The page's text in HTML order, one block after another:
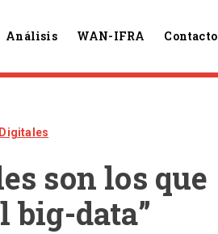
Análisis WAN-IFRA Contacto
son los que
big-data”